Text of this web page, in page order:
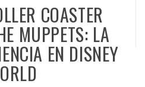
COASTER
MUPPETS: LA
EN DISNEY